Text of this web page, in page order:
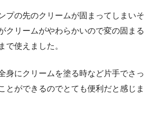
プの先のクリームが固まってしまいそ
クリームがやわらかいので変の固まる
で使えました。
身にクリームを塗る時など片手でさっ
とができるのでとても便利だと感じま